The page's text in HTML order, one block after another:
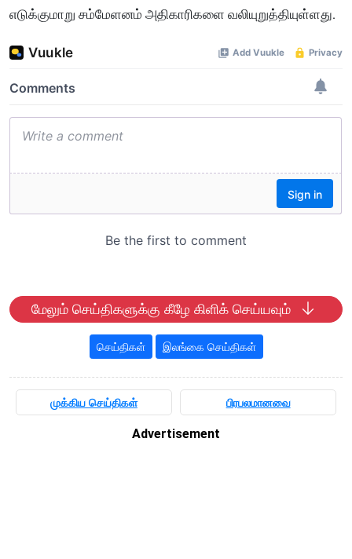
எடுக்குமாறு சம்மேளனம் அதிகாரிகளை வலியுறுத்தியுள்ளது.
மேலும் செய்திகளுக்கு கீழே கிளிக் செய்யவும்
செய்திகள் இலங்கை செய்திகள்
முக்கிய செய்திகள் பிரபலமானவை
Advertisement